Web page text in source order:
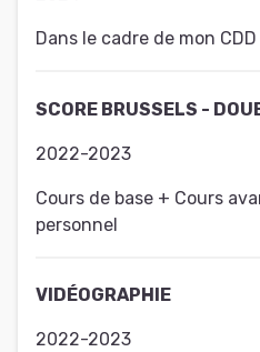
Dans le cadre de mon
SCORE BRUSSELS -
2022-2023
Cours de base + Cours
personnel
VIDÉOGRAPHIE
2022-2023